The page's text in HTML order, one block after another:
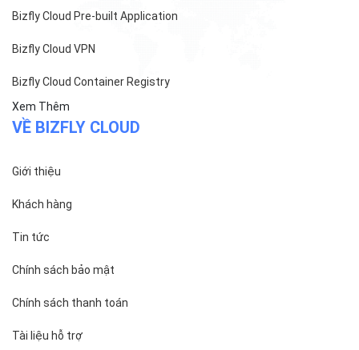
Bizfly Cloud Pre-built Application
Bizfly Cloud VPN
Bizfly Cloud Container Registry
Xem Thêm
VỀ BIZFLY CLOUD
Giới thiệu
Khách hàng
Tin tức
Chính sách bảo mật
Chính sách thanh toán
Tài liệu hỗ trợ